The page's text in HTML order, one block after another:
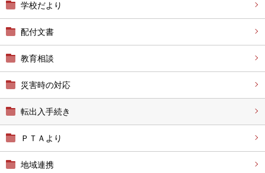
学校だより
配付文書
教育相談
災害時の対応
転出入手続き
ＰＴＡより
地域連携